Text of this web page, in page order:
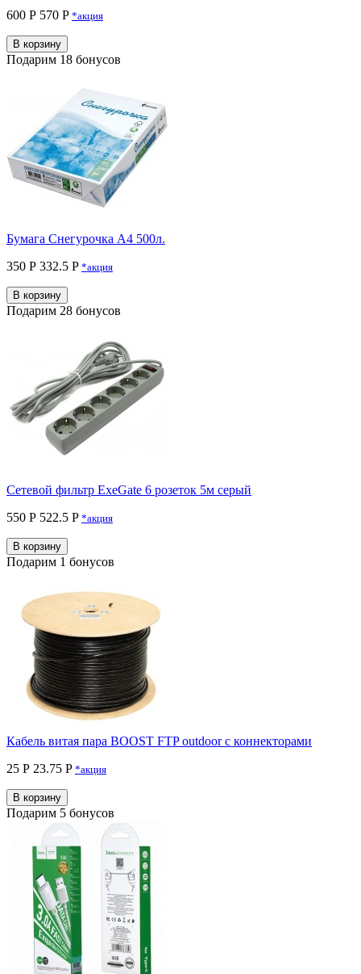
600 Р 570 P *акция
В корзину
Подарим 18 бонусов
Бумага Снегурочка A4 500л.
350 Р 332.5 P *акция
В корзину
Подарим 28 бонусов
Сетевой фильтр ExeGate 6 розеток 5м серый
550 Р 522.5 P *акция
В корзину
Подарим 1 бонусов
Кабель витая пара BOOST FTP outdoor с коннекторами
25 Р 23.75 P *акция
В корзину
Подарим 5 бонусов